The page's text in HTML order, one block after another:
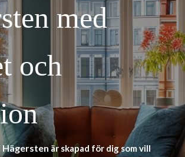
med
och
Hägersten är skapad för dig som vill